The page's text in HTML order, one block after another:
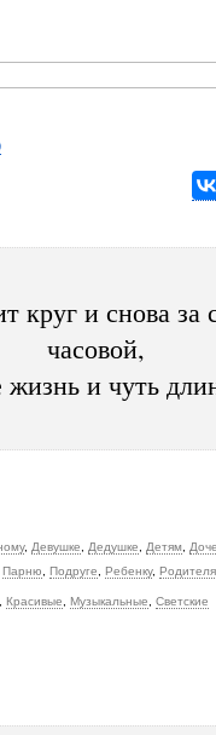
круг и снова
часовой,
жизнь и чуть
, Девушке Дедушке Детям
Парню Подруге Ребенку,
Красивые Музыкальные Светские